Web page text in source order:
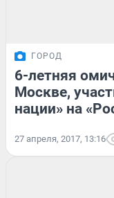
ГОРОД
6-летняя
Москве,
нации» на
27 апреля, 2017, 13:16